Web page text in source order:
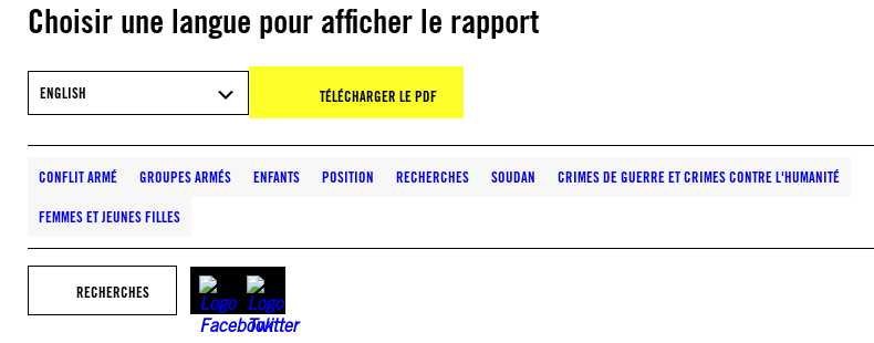
Choisir une langue pour afficher le rapport
ENGLISH TÉLÉCHARGER LE PDF
CONFLIT ARMÉ GROUPES ARMÉS ENFANTS POSITION RECHERCHES SOUDAN CRIMES DE GUERRE ET CRIMES CONTRE L'HUMANITÉ
FEMMES ET JEUNES FILLES
RECHERCHES